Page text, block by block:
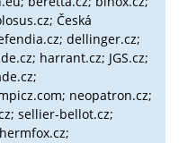
Česká
dellinger.cz;
harrant.cz; JGS.cz;
neopatron.cz;
sellier-bellot.cz;